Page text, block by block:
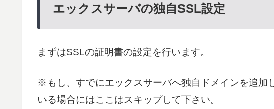
エックスサーバの独自SSL設定
まずはSSLの証明書の設定を行います。
※もし、すでにエックスサーバへ独自ドメインを追加
いる場合にはここはスキップして下さい。